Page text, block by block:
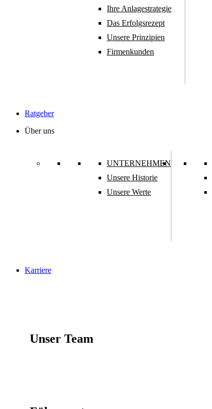
Ihre Anlagestrategie
Das Erfolgsrezept
Unsere Prinzipien
Firmenkunden
Ratgeber
Über uns
UNTERNEHMEN
Unsere Historie
Unsere Werte
Karriere
Unser Team